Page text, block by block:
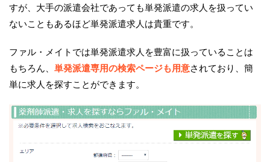
すが、大手の派遣会社であっても単発派遣の求人を扱ってい
ないこともあるほど単発派遣求人は貴重です。
ファル・メイトでは単発派遣求人を豊富に扱っていることは
もちろん、 単発派遣専用の検索ページも用意されており、簡
単に求人を探すことができます。